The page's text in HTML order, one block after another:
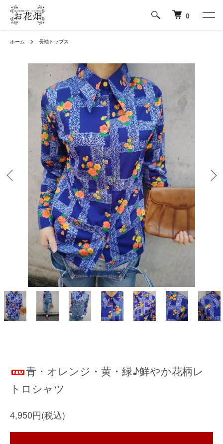
0
ホーム 長袖トップス
青・オレンジ・黄・緑♪鮮やか花柄レ
トロシャツ
4,950円(税込)